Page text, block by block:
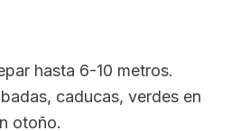
hasta 6-10 metros.
caducas, verdes en
otoño.